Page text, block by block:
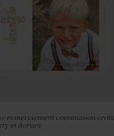
remerciement communion croix
et dorure